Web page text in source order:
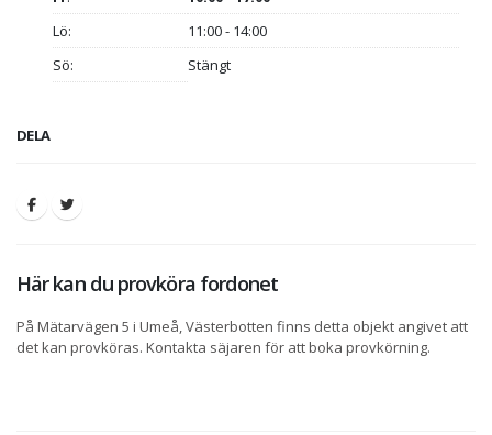
Lö:
11:00 - 14:00
Sö:
Stängt
DELA
Här kan du provköra fordonet
På Mätarvägen 5 i Umeå, Västerbotten finns detta objekt angivet att
det kan provköras. Kontakta säjaren för att boka provkörning.